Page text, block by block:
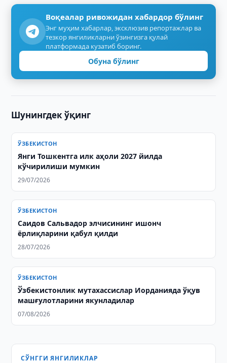
Воқеалар ривожидан хабардор бўлинг
Энг муҳим хабарлар, эксклюзив репортажлар ва
тезкор янгиликларни ўзингизга қулай
платформада кузатиб боринг.
Обуна бўлинг
Шунингдек ўқинг
ЎЗБЕКИСТОН
Янги Тошкентга илк аҳоли 2027 йилда
кўчирилиши мумкин
29/07/2026
ЎЗБЕКИСТОН
Саидов Сальвадор элчисининг ишонч
ёрлиқларини қабул қилди
28/07/2026
ЎЗБЕКИСТОН
Ўзбекистонлик мутахассислар Иорданияда ўқув
машғулотларини якунладилар
07/08/2026
СЎНГГИ ЯНГИЛИКЛАР